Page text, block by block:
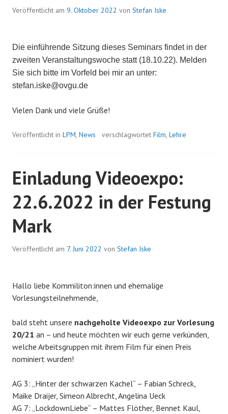
Veröffentlicht am 9. Oktober 2022 von Stefan Iske
Die einführende Sitzung dieses Seminars findet in der
zweiten Veranstaltungswoche statt (18.10.22). Melden
Sie sich bitte im Vorfeld bei mir an unter:
stefan.iske@ovgu.de
Vielen Dank und viele Grüße!
Veröffentlicht in LPM, News verschlagwortet Film, Lehre
Einladung Videoexpo:
22.6.2022 in der Festung
Mark
Veröffentlicht am 7. Juni 2022 von Stefan Iske
Hallo liebe Kommiliton:innen und ehemalige
Vorlesungsteilnehmende,
bald steht unsere nachgeholte Videoexpo zur Vorlesung
20/21 an – und heute möchten wir euch gerne verkünden,
welche Arbeitsgruppen mit ihrem Film für einen Preis
nominiert wurden!
AG 3: „Hinter der schwarzen Kachel“ – Fabian Schreck,
Maike Draijer, Simeon Albrecht, Angelina Ueck
AG 7: „LockdownLiebe“ – Mattes Flöther, Bennet Kaul,